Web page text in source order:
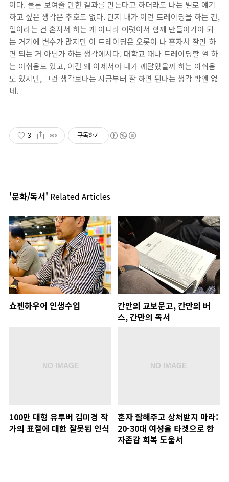
이다. 물론 보여줄 만한 결과를 만든다고 하더라도 나는 별로 얘기
하고 싶은 생각은 추호도 없다. 단지 내가 이런 트레이딩을 하는 건,
일이라는 건 혼자서 하는 게 아니라 여럿이서 함께 만들어가야 되
는 거기에 변수가 많지만 이 트레이딩은 오롯이 나 혼자서 잘만 하
면 되는 거 아닌가 하는 생각에서다. 대학교 때나 트레이딩할 껄 하
는 아쉬움도 있고, 이걸 왜 이제서야 내가 깨달았을까 하는 아쉬움
도 있지만, 그런 생각보다는 지금부터 잘 하면 된다는 생각 밖엔 없
네.
3 구독하기
'문화/독서' Related Articles
쇼펜하우어 인생수업
간만의 교보문고, 간만의 버
스, 간만의 독서
100만 대형 유투버 김미경 작
가의 표절에 대한 잘못된 인식
혼자 잘해주고 상처받지 마라:
20-30대 여성을 타겟으로 한
자존감 회복 도움서